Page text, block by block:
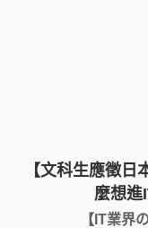
【文科生應徵
麼想進
【IT業界